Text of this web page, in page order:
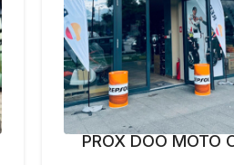
PROX DOO MOTO